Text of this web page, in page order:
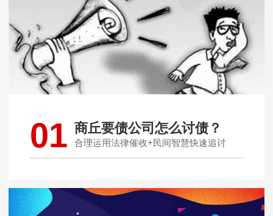
01 商丘要债公司怎么讨债？
合理运用法律催收+民间智慧快速追讨